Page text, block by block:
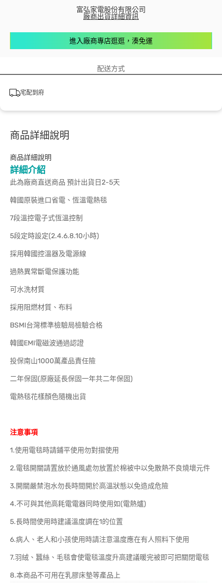
富弘家電股份有限公司
廠商出貨詳細資訊
進入廠商專店逛逛，湊免運
配送方式
宅配到府
商品詳細說明
商品詳細說明
詳細介紹
此為廠商直送商品 預計出貨日2-5天
韓國原裝進口省電、恆溫電熱毯
7段溫控電子式恆溫控制
5段定時設定(2.4.6.8.10小時)
採用韓國控溫器及電源線
過熱異常斷電保護功能
可水洗材質
採用阻燃材質、布料
BSMI台灣標準檢驗局檢驗合格
韓國EMI電磁波通過認證
投保南山1000萬產品責任險
二年保固(原廠延長保固一年共二年保固)
電熱毯花樣顏色隨機出貨
注意事項
1.使用電毯時請鋪平使用勿對摺使用
2.電毯開關請置放於通風處勿放置於棉被中以免散熱不良燒壞元件
3.開關嚴禁泡水勿長時間開於高溫狀態以免造成危險
4.不可與其他高耗電電器同時使用如(電熱爐)
5.長時間使用時建議溫度調在1的位置
6.病人、老人和小孩使用時請注意溫度應在有人照料下使用
7.羽絨、蠶絲、毛毯會使電毯溫度升高建議暖完被即可把關閉電毯
8.本商品不可用在乳膠床墊等產品上